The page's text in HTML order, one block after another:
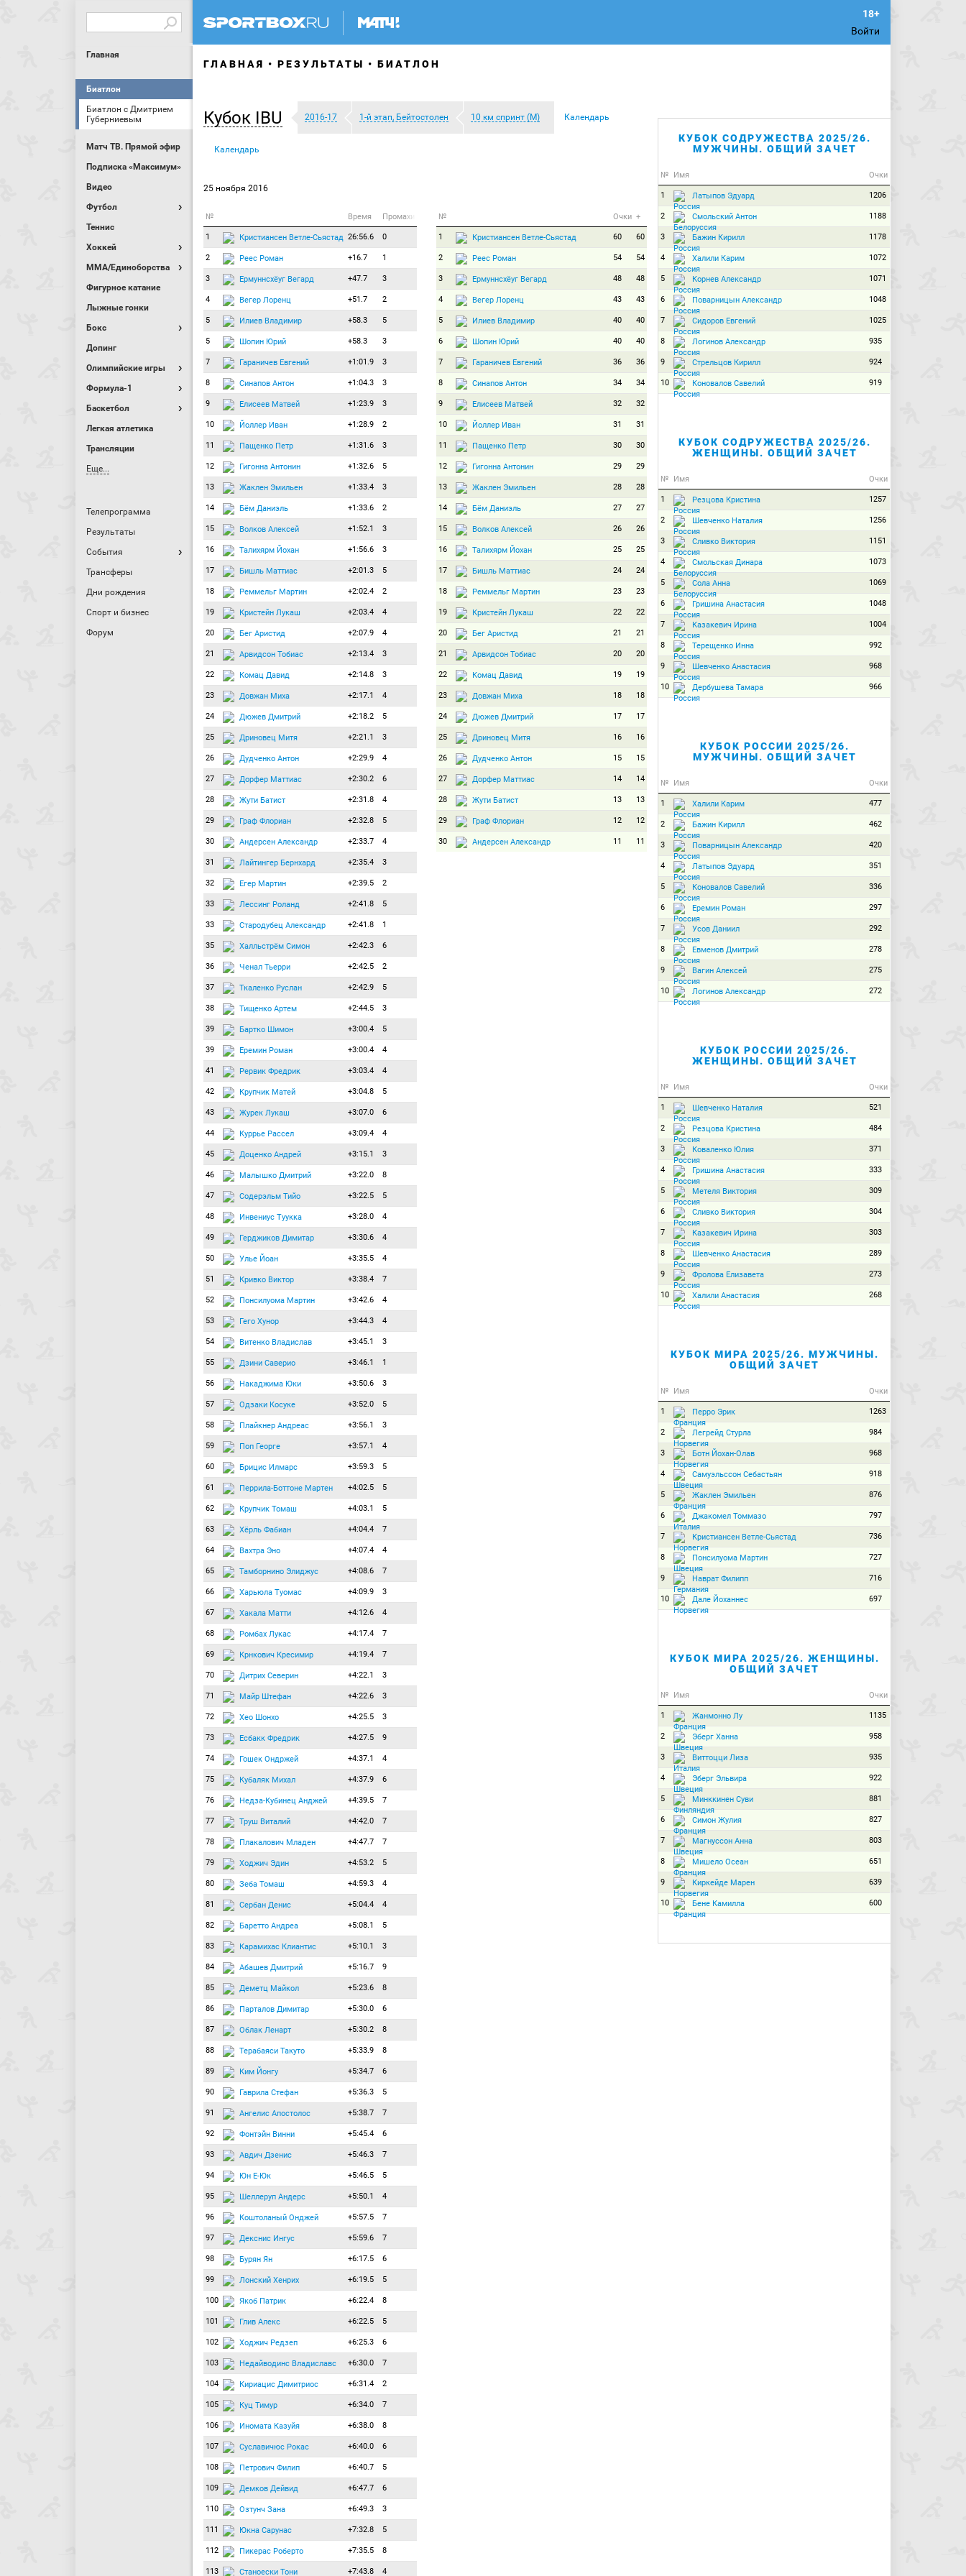
Войти
Главная
Биатлон
Биатлон с Дмитрием
Губерниевым
Матч ТВ. Прямой эфир
Подписка «Максимум»
Видео
Футбол
Теннис
Хоккей
MMA/Единоборства
Фигурное катание
Лыжные гонки
Бокс
Допинг
Олимпийские игры
Формула-1
Баскетбол
Легкая атлетика
Трансляции
Еще...
Телепрограмма
Результаты
События
Трансферы
Дни рождения
Спорт и бизнес
Форум
ГЛАВНАЯ РЕЗУЛЬТАТЫ БИАТЛОН
Кубок IBU 2016-17 1-й этап, Бейтостолен 10 км спринт (М) Календарь
Календарь
25 ноября 2016
№ Время Промахи
1 Кристиансен Ветле-Сьястад 26:56.6 0
2 Реес Роман +16.7 1
3 Ермуннсхёуг Вегард +47.7 3
4 Вегер Лоренц +51.7 2
5 Илиев Владимир +58.3 5
5 Шопин Юрий +58.3 3
7 Гараничев Евгений +1:01.9 3
8 Синапов Антон +1:04.3 3
9 Елисеев Матвей +1:23.9 3
10 Йоллер Иван +1:28.9 2
11 Пащенко Петр +1:31.6 3
12 Гигонна Антонин +1:32.6 5
13 Жаклен Эмильен +1:33.4 3
14 Бём Даниэль +1:33.6 2
15 Волков Алексей +1:52.1 3
16 Талихярм Йохан +1:56.6 3
17 Бишль Маттиас +2:01.3 5
18 Реммельг Мартин +2:02.4 2
19 Кристейн Лукаш +2:03.4 4
20 Бег Аристид +2:07.9 4
21 Арвидсон Тобиас +2:13.4 3
22 Комац Давид +2:14.8 3
23 Довжан Миха +2:17.1 4
24 Дюжев Дмитрий +2:18.2 5
25 Дриновец Митя +2:21.1 3
26 Дудченко Антон +2:29.9 4
27 Дорфер Маттиас +2:30.2 6
28 Жути Батист +2:31.8 4
29 Граф Флориан +2:32.8 5
30 Андерсен Александр +2:33.7 4
31 Лайтингер Бернхард +2:35.4 3
32 Егер Мартин +2:39.5 2
33 Лессинг Роланд +2:41.8 5
33 Стародубец Александр +2:41.8 1
35 Халльстрём Симон +2:42.3 6
36 Ченал Тьерри +2:42.5 2
37 Ткаленко Руслан +2:42.9 5
38 Тищенко Артем +2:44.5 3
39 Бартко Шимон +3:00.4 5
39 Еремин Роман +3:00.4 4
41 Рервик Фредрик +3:03.4 4
42 Крупчик Матей +3:04.8 5
43 Журек Лукаш +3:07.0 6
44 Куррье Рассел +3:09.4 4
45 Доценко Андрей +3:15.1 3
46 Малышко Дмитрий +3:22.0 8
47 Содерэльм Тийо +3:22.5 5
48 Инвениус Туукка +3:28.0 4
49 Герджиков Димитар +3:30.6 4
50 Улье Йоан +3:35.5 4
51 Кривко Виктор +3:38.4 7
52 Понсилуома Мартин +3:42.6 4
53 Гего Хунор +3:44.3 4
54 Витенко Владислав +3:45.1 3
55 Дзини Саверио +3:46.1 1
56 Накаджима Юки +3:50.6 3
57 Одзаки Косуке +3:52.0 5
58 Плайкнер Андреас +3:56.1 3
59 Поп Георге +3:57.1 4
60 Брицис Илмарс +3:59.3 5
61 Перрила-Боттоне Мартен +4:02.5 5
62 Крупчик Томаш +4:03.1 5
63 Хёрль Фабиан +4:04.4 7
64 Вахтра Эно +4:07.4 4
65 Тамборнино Элиджус +4:08.6 7
66 Харьюла Туомас +4:09.9 3
67 Хакала Матти +4:12.6 4
68 Ромбах Лукас +4:17.4 7
69 Крнкович Кресимир +4:19.4 7
70 Дитрих Северин +4:22.1 3
71 Майр Штефан +4:22.6 3
72 Хео Шонхо +4:25.5 3
73 Есбакк Фредрик +4:27.5 9
74 Гошек Ондржей +4:37.1 4
75 Кубаляк Михал +4:37.9 6
76 Недза-Кубинец Анджей +4:39.5 7
77 Труш Виталий +4:42.0 7
78 Плакалович Младен +4:47.7 7
79 Ходжич Эдин +4:53.2 5
80 Зеба Томаш +4:59.3 4
81 Сербан Денис +5:04.4 4
82 Баретто Андреа +5:08.1 5
83 Карамихас Клиантис +5:10.1 3
84 Абашев Дмитрий +5:16.7 9
85 Деметц Майкол +5:23.6 8
86 Парталов Димитар +5:30.0 6
87 Облак Ленарт +5:30.2 8
88 Терабаяси Такуто +5:33.9 8
89 Ким Йонгу +5:34.7 6
90 Гаврила Стефан +5:36.3 5
91 Ангелис Апостолос +5:38.7 7
92 Фонтэйн Винни +5:45.4 6
93 Авдич Дзенис +5:46.3 7
94 Юн Е-Юк +5:46.5 5
95 Шеллеруп Андерс +5:50.1 4
96 Коштоланый Онджей +5:57.5 7
97 Декснис Ингус +5:59.6 7
98 Бурян Ян +6:17.5 6
99 Лонский Хенрих +6:19.5 5
100 Якоб Патрик +6:22.4 8
101 Глив Алекс +6:22.5 5
102 Ходжич Редзеп +6:25.3 6
103 Недайводинс Владиславс +6:30.0 7
104 Кириацис Димитриос +6:31.4 2
105 Куц Тимур +6:34.0 7
106 Иномата Казуйя +6:38.0 8
107 Суславичюс Рокас +6:40.0 6
108 Петрович Филип +6:40.7 5
109 Демков Дейвид +6:47.7 6
110 Озтунч Зана +6:49.3 3
111 Юкна Сарунас +7:32.8 5
112 Пикерас Роберто +7:35.5 8
113 Станоески Тони +7:43.8 4
№ Очки +
1 Кристиансен Ветле-Сьястад 60 60
2 Реес Роман 54 54
3 Ермуннсхёуг Вегард 48 48
4 Вегер Лоренц 43 43
5 Илиев Владимир 40 40
6 Шопин Юрий 40 40
7 Гараничев Евгений 36 36
8 Синапов Антон 34 34
9 Елисеев Матвей 32 32
10 Йоллер Иван 31 31
11 Пащенко Петр 30 30
12 Гигонна Антонин 29 29
13 Жаклен Эмильен 28 28
14 Бём Даниэль 27 27
15 Волков Алексей 26 26
16 Талихярм Йохан 25 25
17 Бишль Маттиас 24 24
18 Реммельг Мартин 23 23
19 Кристейн Лукаш 22 22
20 Бег Аристид 21 21
21 Арвидсон Тобиас 20 20
22 Комац Давид 19 19
23 Довжан Миха 18 18
24 Дюжев Дмитрий 17 17
25 Дриновец Митя 16 16
26 Дудченко Антон 15 15
27 Дорфер Маттиас 14 14
28 Жути Батист 13 13
29 Граф Флориан 12 12
30 Андерсен Александр 11 11
КУБОК СОДРУЖЕСТВА 2025/26.
МУЖЧИНЫ. ОБЩИЙ ЗАЧЕТ
№ Имя Очки
1 Латыпов Эдуард 1206
2 Смольский Антон 1188
3 Бажин Кирилл 1178
4 Халили Карим 1072
5 Корнев Александр 1071
6 Поварницын Александр 1048
7 Сидоров Евгений 1025
8 Логинов Александр 935
9 Стрельцов Кирилл 924
10 Коновалов Савелий 919
КУБОК СОДРУЖЕСТВА 2025/26.
ЖЕНЩИНЫ. ОБЩИЙ ЗАЧЕТ
№ Имя Очки
1 Резцова Кристина 1257
2 Шевченко Наталия 1256
3 Сливко Виктория 1151
4 Смольская Динара 1073
5 Сола Анна 1069
6 Гришина Анастасия 1048
7 Казакевич Ирина 1004
8 Терещенко Инна 992
9 Шевченко Анастасия 968
10 Дербушева Тамара 966
КУБОК РОССИИ 2025/26.
МУЖЧИНЫ. ОБЩИЙ ЗАЧЕТ
№ Имя Очки
1 Халили Карим 477
2 Бажин Кирилл 462
3 Поварницын Александр 420
4 Латыпов Эдуард 351
5 Коновалов Савелий 336
6 Еремин Роман 297
7 Усов Даниил 292
8 Евменов Дмитрий 278
9 Вагин Алексей 275
10 Логинов Александр 272
КУБОК РОССИИ 2025/26.
ЖЕНЩИНЫ. ОБЩИЙ ЗАЧЕТ
№ Имя Очки
1 Шевченко Наталия 521
2 Резцова Кристина 484
3 Коваленко Юлия 371
4 Гришина Анастасия 333
5 Метеля Виктория 309
6 Сливко Виктория 304
7 Казакевич Ирина 303
8 Шевченко Анастасия 289
9 Фролова Елизавета 273
10 Халили Анастасия 268
КУБОК МИРА 2025/26. МУЖЧИНЫ.
ОБЩИЙ ЗАЧЕТ
№ Имя Очки
1 Перро Эрик 1263
2 Легрейд Стурла 984
3 Ботн Йохан-Олав 968
4 Самуэльссон Себастьян 918
5 Жаклен Эмильен 876
6 Джакомел Томмазо 797
7 Кристиансен Ветле-Сьястад 736
8 Понсилуома Мартин 727
9 Наврат Филипп 716
10 Дале Йоханнес 697
КУБОК МИРА 2025/26. ЖЕНЩИНЫ.
ОБЩИЙ ЗАЧЕТ
№ Имя Очки
1 Жанмонно Лу 1135
2 Эберг Ханна 958
3 Виттоцци Лиза 935
4 Эберг Эльвира 922
5 Минккинен Суви 881
6 Симон Жулия 827
7 Магнуссон Анна 803
8 Мишело Осеан 651
9 Киркейде Марен 639
10 Бене Камилла 600